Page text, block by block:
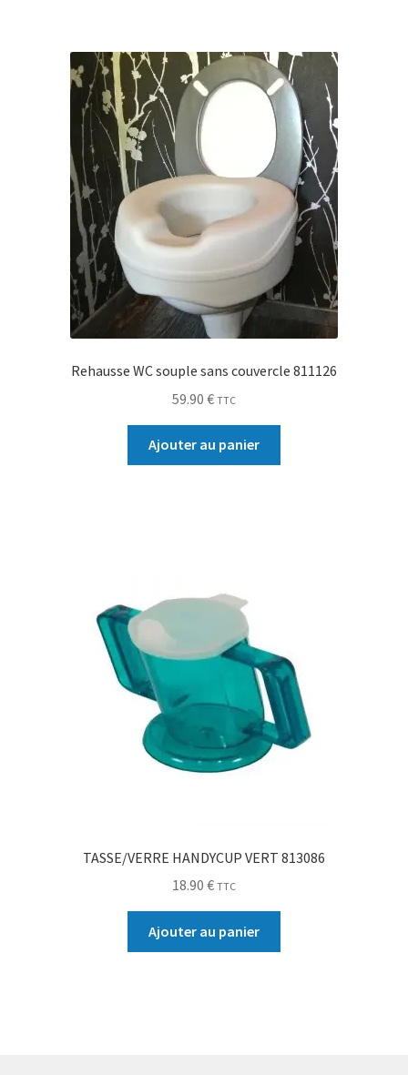
Rehausse WC souple sans couvercle 811126
59.90 € TTC
Ajouter au panier
TASSE/VERRE HANDYCUP VERT 813086
18.90 € TTC
Ajouter au panier